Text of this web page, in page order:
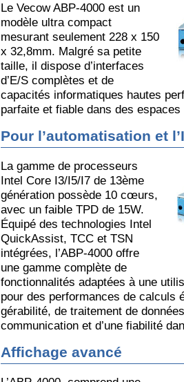
Le Vecow ABP-4000 est un
modèle ultra compact
mesurant seulement 228 x 150
x 32,8mm. Malgré sa petite
taille, il dispose d’interfaces
d’E/S complètes et de
capacités informatiques hautes
parfaite et fiable dans des
Pour l’automatisation et
La gamme de processeurs
Intel Core I3/I5/I7 de 13ème
génération possède 10 cœurs,
avec un faible TPD de 15W.
Équipé des technologies Intel
QuickAssist, TCC et TSN
intégrées, l’ABP-4000 offre
une gamme complète de
fonctionnalités adaptées à une
pour des performances de calculs
gérabilité, de traitement de
communication et d’une fiabilité
Affichage avancé